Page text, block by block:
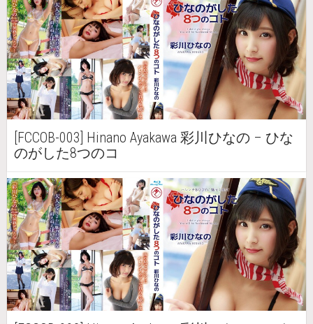
[FCCOB-003] Hinano Ayakawa 彩川ひなの – ひな
のがした8つのコ